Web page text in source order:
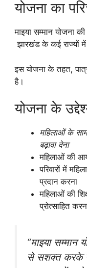
योजना का
माइया सम्मान योजना
झारखंड के कई राज्यों
इस योजना के तहत,
है।
योजना के
महिलाओं के
बढ़ावा देना
महिलाओं की
परिवारों में
प्रदान करना
महिलाओं की
प्रोत्साहित
“माइया सम्मान
से सशक्त करके